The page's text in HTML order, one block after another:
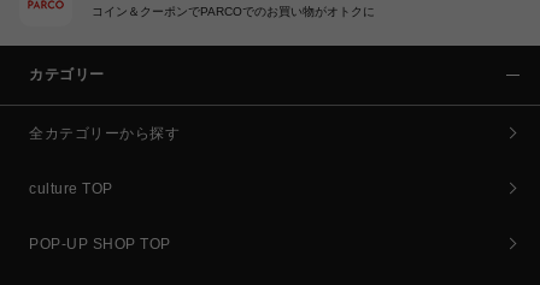
コイン＆クーポンでPARCOでのお買い物がオトクに
カテゴリー
全カテゴリーから探す
culture TOP
POP-UP SHOP TOP